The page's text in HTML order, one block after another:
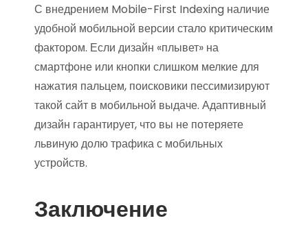
С внедрением Mobile-First Indexing наличие
удобной мобильной версии стало критическим
фактором. Если дизайн «плывет» на
смартфоне или кнопки слишком мелкие для
нажатия пальцем, поисковики пессимизируют
такой сайт в мобильной выдаче. Адаптивный
дизайн гарантирует, что вы не потеряете
львиную долю трафика с мобильных
устройств.
Заключение